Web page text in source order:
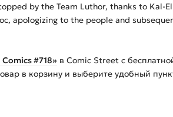
by the Team Luthor, thanks to
apologizing to the people and
#718» в Comic Street с
в корзину и выберите удобный